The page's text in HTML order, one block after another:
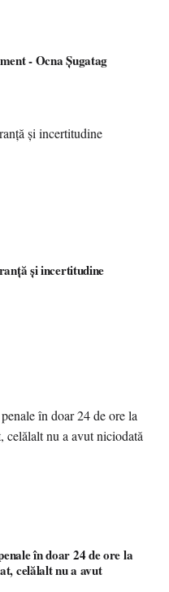
- Ocna Șugatag
și incertitudine
în doar 24 de ore la
celălalt nu a avut